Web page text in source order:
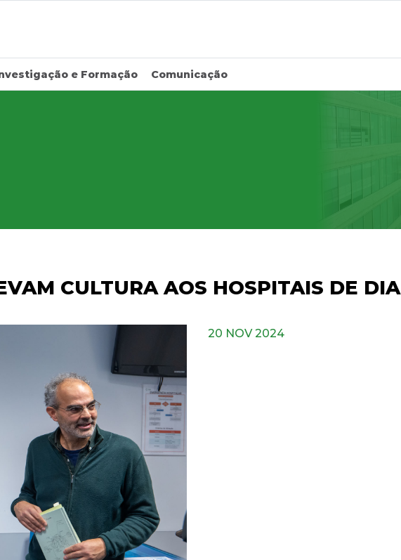
e Formação Comunicação
CULTURA AOS HOSPITAIS DE DIA
20 NOV 2024